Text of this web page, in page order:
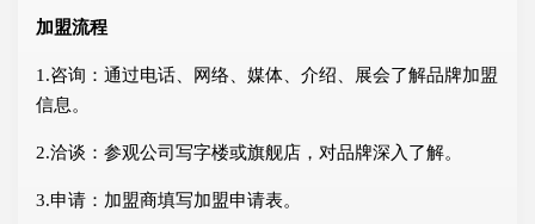
加盟流程
1.咨询：通过电话、网络、媒体、介绍、展会了解品牌加盟
信息。
2.洽谈：参观公司写字楼或旗舰店，对品牌深入了解。
3.申请：加盟商填写加盟申请表。